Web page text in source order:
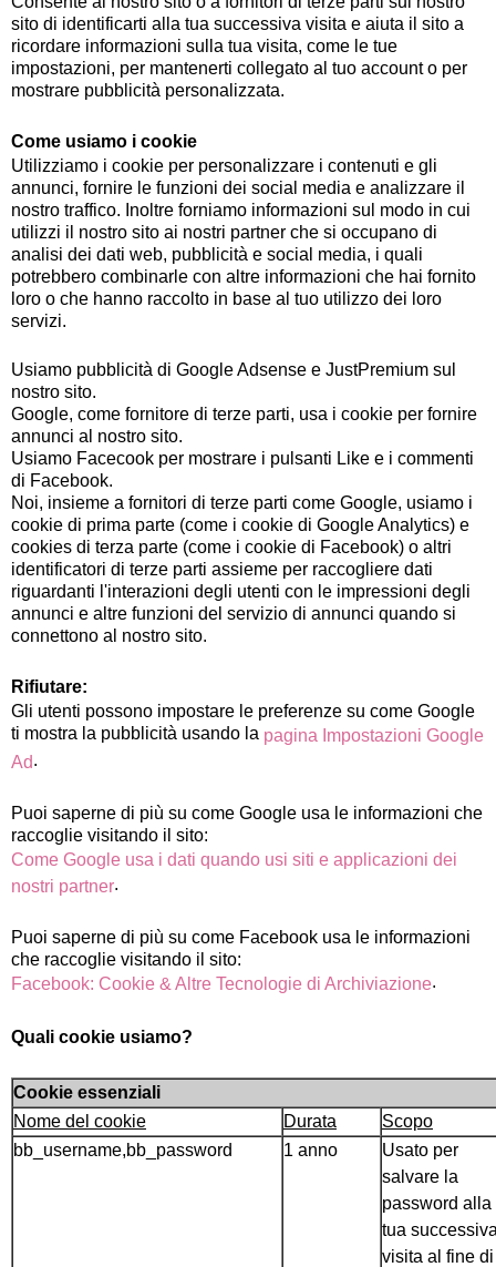
sito di identificarti alla tua successiva visita e aiuta il sito a
ricordare informazioni sulla tua visita, come le tue
impostazioni, per mantenerti collegato al tuo account o per
mostrare pubblicità personalizzata.
Come usiamo i cookie
Utilizziamo i cookie per personalizzare i contenuti e gli
annunci, fornire le funzioni dei social media e analizzare il
nostro traffico. Inoltre forniamo informazioni sul modo in cui
utilizzi il nostro sito ai nostri partner che si occupano di
analisi dei dati web, pubblicità e social media, i quali
potrebbero combinarle con altre informazioni che hai fornito
loro o che hanno raccolto in base al tuo utilizzo dei loro
servizi.
Usiamo pubblicità di Google Adsense e JustPremium sul
nostro sito.
Google, come fornitore di terze parti, usa i cookie per fornire
annunci al nostro sito.
Usiamo Facecook per mostrare i pulsanti Like e i commenti
di Facebook.
Noi, insieme a fornitori di terze parti come Google, usiamo i
cookie di prima parte (come i cookie di Google Analytics) e
cookies di terza parte (come i cookie di Facebook) o altri
identificatori di terze parti assieme per raccogliere dati
riguardanti l'interazioni degli utenti con le impressioni degli
annunci e altre funzioni del servizio di annunci quando si
connettono al nostro sito.
Rifiutare:
Gli utenti possono impostare le preferenze su come Google
ti mostra la pubblicità usando la pagina Impostazioni Google
Ad.
Puoi saperne di più su come Google usa le informazioni che
raccoglie visitando il sito:
Come Google usa i dati quando usi siti e applicazioni dei
nostri partner.
Puoi saperne di più su come Facebook usa le informazioni
che raccoglie visitando il sito:
Facebook: Cookie & Altre Tecnologie di Archiviazione.
Quali cookie usiamo?
Cookie essenziali
Nome del cookie
Durata
Scopo
bb_username,bb_password
1 anno
Usato per
salvare la
password alla
tua
visita al fine di